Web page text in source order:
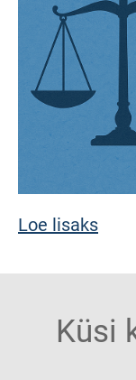
Loe lisaks
Küsi